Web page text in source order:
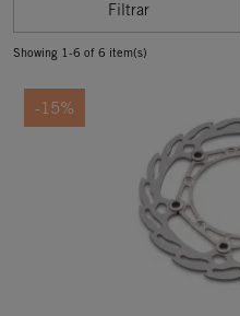
Filtrar
Showing 1-6 of 6 item(s)
-15%